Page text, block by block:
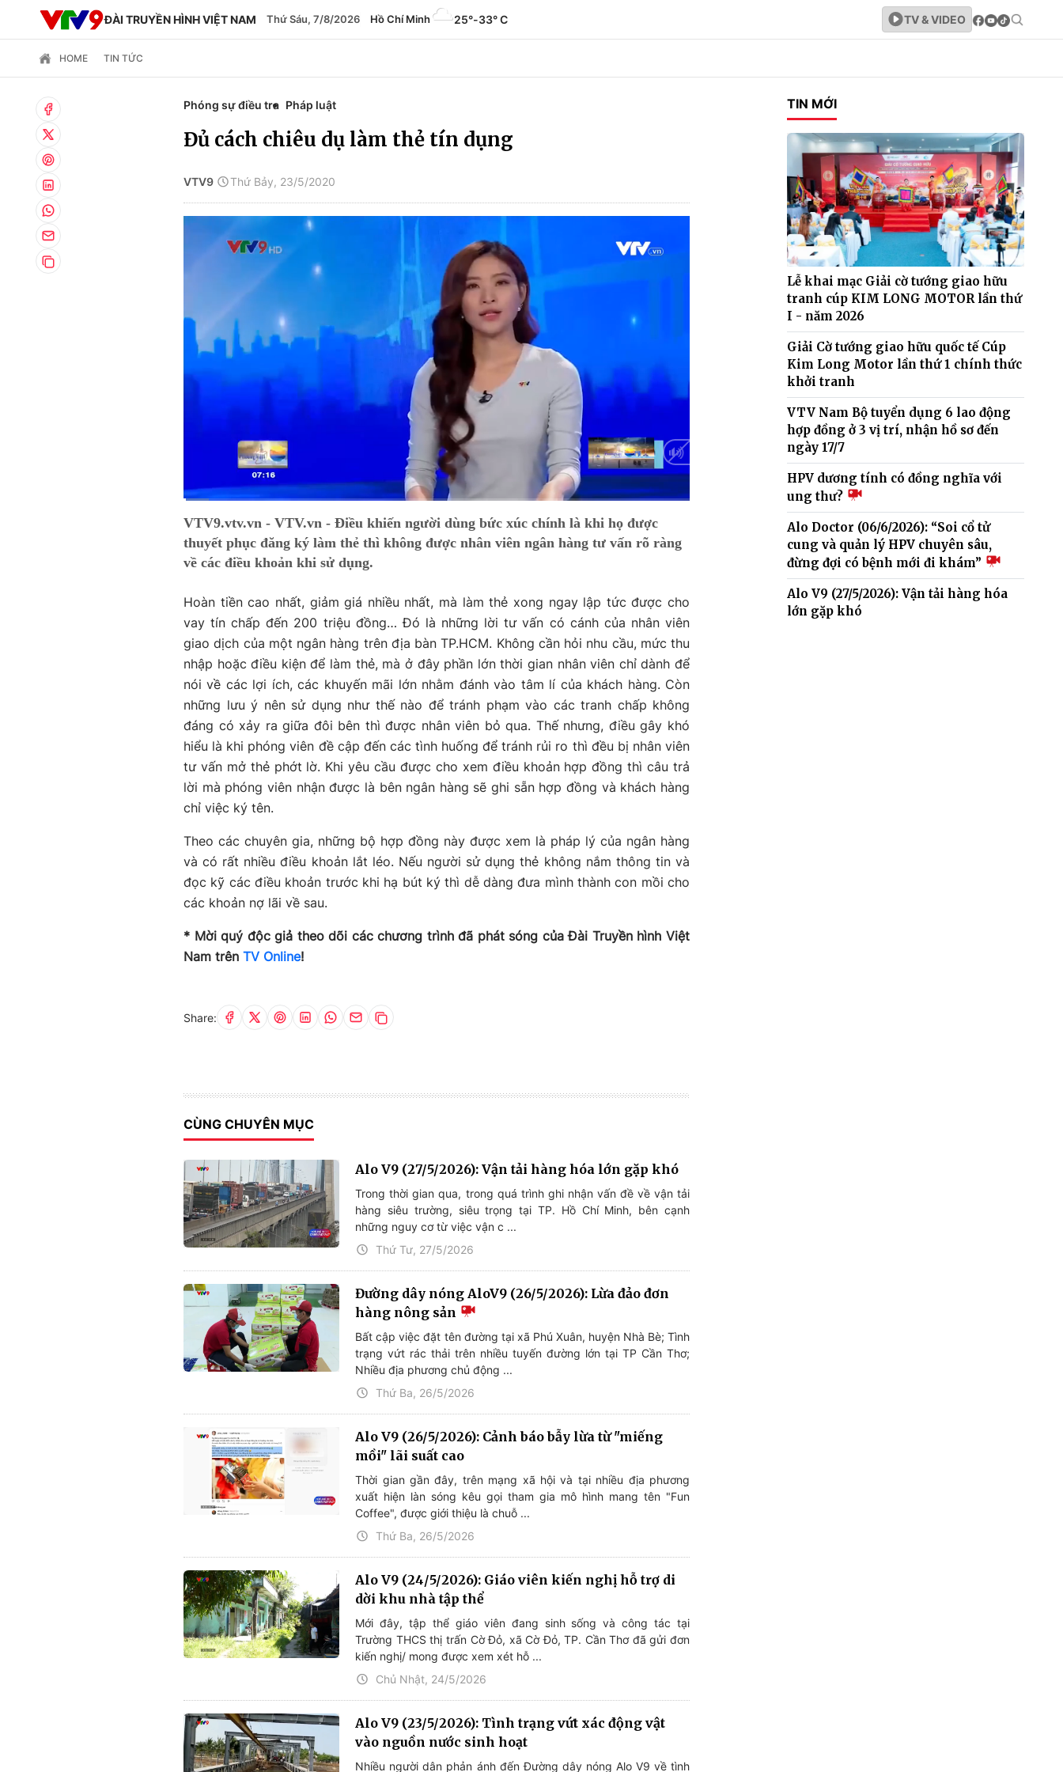
ĐÀI TRUYỀN HÌNH VIỆT NAM Thứ Sáu, 7/8/2026 Hồ Chí Minh 25°-33° C TV & VIDEO
HOME TIN TỨC
Phóng sự điều tra Pháp luật
Đủ cách chiêu dụ làm thẻ tín dụng
VTV9 Thứ Bảy, 23/5/2020
Time
VTV9.vtv.vn - VTV.vn - Điều khiến người dùng bức xúc chính là khi họ được
thuyết phục đăng ký làm thẻ thì không được nhân viên ngân hàng tư vấn rõ ràng
về các điều khoản khi sử dụng.
Hoàn tiền cao nhất, giảm giá nhiều nhất, mà làm thẻ xong ngay lập tức được cho
vay tín chấp đến 200 triệu đồng… Đó là những lời tư vấn có cánh của nhân viên
giao dịch của một ngân hàng trên địa bàn TP.HCM. Không cần hỏi nhu cầu, mức thu
nhập hoặc điều kiện để làm thẻ, mà ở đây phần lớn thời gian nhân viên chỉ dành để
nói về các lợi ích, các khuyến mãi lớn nhằm đánh vào tâm lí của khách hàng. Còn
những lưu ý nên sử dụng như thế nào để tránh phạm vào các tranh chấp không
đáng có xảy ra giữa đôi bên thì được nhân viên bỏ qua. Thế nhưng, điều gây khó
hiểu là khi phóng viên đề cập đến các tình huống để tránh rủi ro thì đều bị nhân viên
tư vấn mở thẻ phớt lờ. Khi yêu cầu được cho xem điều khoản hợp đồng thì câu trả
lời mà phóng viên nhận được là bên ngân hàng sẽ ghi sẵn hợp đồng và khách hàng
chỉ việc ký tên.
Theo các chuyên gia, những bộ hợp đồng này được xem là pháp lý của ngân hàng
và có rất nhiều điều khoản lắt léo. Nếu người sử dụng thẻ không nắm thông tin và
đọc kỹ các điều khoản trước khi hạ bút ký thì dễ dàng đưa mình thành con mồi cho
các khoản nợ lãi về sau.
* Mời quý độc giả theo dõi các chương trình đã phát sóng của Đài Truyền hình Việt
Nam trên TV Online!
Share:
CÙNG CHUYÊN MỤC
Alo V9 (27/5/2026): Vận tải hàng hóa lớn gặp khó
Trong thời gian qua, trong quá trình ghi nhận vấn đề về vận tải
hàng siêu trường, siêu trọng tại TP. Hồ Chí Minh, bên cạnh
những nguy cơ từ việc vận c ...
Thứ Tư, 27/5/2026
Đường dây nóng AloV9 (26/5/2026): Lừa đảo đơn
hàng nông sản
Bất cập việc đặt tên đường tại xã Phú Xuân, huyện Nhà Bè; Tình
trạng vứt rác thải trên nhiều tuyến đường lớn tại TP Cần Thơ;
Nhiều địa phương chủ động ...
Thứ Ba, 26/5/2026
Alo V9 (26/5/2026): Cảnh báo bẫy lừa từ "miếng
mồi" lãi suất cao
Thời gian gần đây, trên mạng xã hội và tại nhiều địa phương
xuất hiện làn sóng kêu gọi tham gia mô hình mang tên "Fun
Coffee", được giới thiệu là chuỗ ...
Thứ Ba, 26/5/2026
Alo V9 (24/5/2026): Giáo viên kiến nghị hỗ trợ di
dời khu nhà tập thể
Mới đây, tập thể giáo viên đang sinh sống và công tác tại
Trường THCS thị trấn Cờ Đỏ, xã Cờ Đỏ, TP. Cần Thơ đã gửi đơn
kiến nghị/ mong được xem xét hỗ ...
Chủ Nhật, 24/5/2026
Alo V9 (23/5/2026): Tình trạng vứt xác động vật
vào nguồn nước sinh hoạt
Nhiều người dân phản ánh đến Đường dây nóng Alo V9 về tình
TIN MỚI
Lễ khai mạc Giải cờ tướng giao hữu
tranh cúp KIM LONG MOTOR lần thứ
I - năm 2026
Giải Cờ tướng giao hữu quốc tế Cúp
Kim Long Motor lần thứ 1 chính thức
khởi tranh
VTV Nam Bộ tuyển dụng 6 lao động
hợp đồng ở 3 vị trí, nhận hồ sơ đến
ngày 17/7
HPV dương tính có đồng nghĩa với
ung thư?
Alo Doctor (06/6/2026): “Soi cổ tử
cung và quản lý HPV chuyên sâu,
đừng đợi có bệnh mới đi khám”
Alo V9 (27/5/2026): Vận tải hàng hóa
lớn gặp khó